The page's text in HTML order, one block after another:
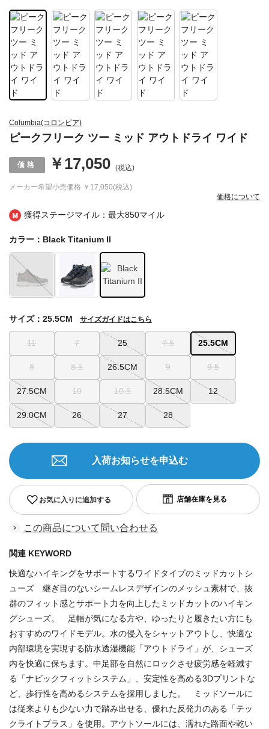
獲得ステージマイル：最大850マイル
Columbia(コロンビア)
ピークフリーク ツー ミッド アウトドライ ワイド
メーカー希望小売価格 ￥17,050(税込)
￥17,050 (税込)
価格について
カラー：Black Titanium II
11 7 25 7.5 25.5CM
8 8.5 26.5CM 9 9.5
27.5CM 10 10.5 28.5CM 12
29.0CM 26 27 28
サイズ：25.5CM サイズガイドはこちら
お気に入りに追加する
入荷お知らせを申込む
この商品について問い合わせる
関連 KEYWORD
快適なハイキングをサポートするワイドタイプのミッドカットシ
ューズ 継ぎ目のないシームレスデザインのメッシュ素材で、抜
群のフィット感とサポート力を向上したミッドカットのハイキン
グシューズ。 足幅が気になる方や、ゆったりと履きたい方にも
おすすめのワイドモデル。水の侵入をシャットアウトし、快適な
内部環境を実現する防水透湿機能「アウトドライ」が、シューズ
内を快適に保ちます。中足部を自然にロックさせ疲労感を軽減す
る「ナビックフィットシステム」、安定性を高める3Dプリントな
ど、歩行性を高めるシステムを採用しました。 ミッドソールに
は従来よりも少ない力で踏み出せる、優れた反発力のある「テッ
クライトプラス」を使用。アウトソールには、濡れた路面や乾い